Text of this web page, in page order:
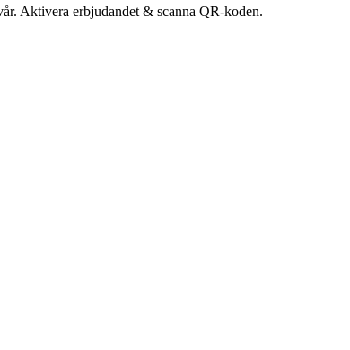
Aktivera erbjudandet & scanna QR-koden.